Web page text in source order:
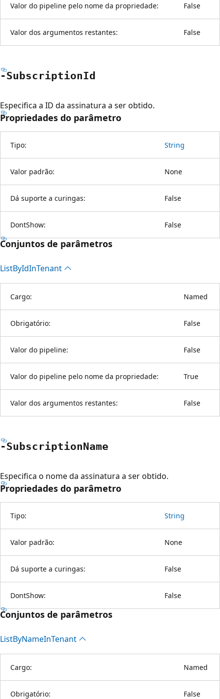
Valor do pipeline pelo nome da propriedade: False
Valor dos argumentos restantes: False
-SubscriptionId
Especifica a ID da assinatura a ser obtido.
Propriedades do parâmetro
Tipo: String
Valor padrão: None
Dá suporte a curingas: False
DontShow: False
Conjuntos de parâmetros
ListByIdInTenant
Cargo: Named
Obrigatório: False
Valor do pipeline: False
Valor do pipeline pelo nome da propriedade: True
Valor dos argumentos restantes: False
-SubscriptionName
Especifica o nome da assinatura a ser obtido.
Propriedades do parâmetro
Tipo: String
Valor padrão: None
Dá suporte a curingas: False
DontShow: False
Conjuntos de parâmetros
ListByNameInTenant
Cargo: Named
Obrigatório: False